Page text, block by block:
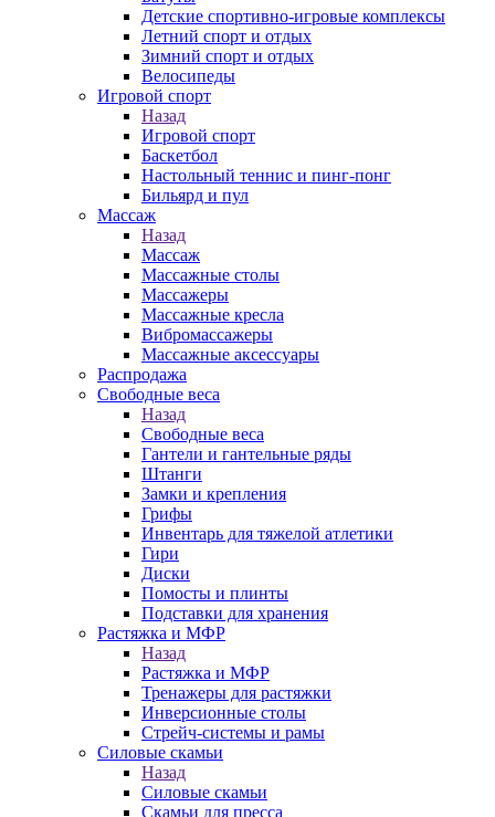
Детские спортивно-игровые комплексы
Летний спорт и отдых
Зимний спорт и отдых
Велосипеды
Игровой спорт
Назад
Игровой спорт
Баскетбол
Настольный теннис и пинг-понг
Бильярд и пул
Массаж
Назад
Массаж
Массажные столы
Массажеры
Массажные кресла
Вибромассажеры
Массажные аксессуары
Распродажа
Свободные веса
Назад
Свободные веса
Гантели и гантельные ряды
Штанги
Замки и крепления
Грифы
Инвентарь для тяжелой атлетики
Гири
Диски
Помосты и плинты
Подставки для хранения
Растяжка и МФР
Назад
Растяжка и МФР
Тренажеры для растяжки
Инверсионные столы
Стрейч-системы и рамы
Силовые скамьи
Назад
Силовые скамьи
Скамьи для пресса